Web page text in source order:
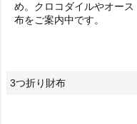
め。クロコダイルやオー
布をご案内中です。
3つ折り財布